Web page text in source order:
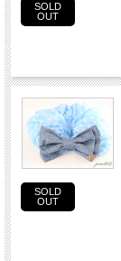
SOLD
OUT
SOLD
OUT